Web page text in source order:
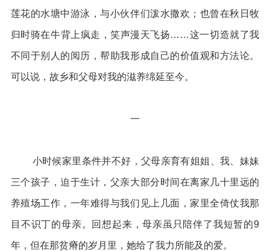
莲花的水塘中游泳，与小伙伴们泼水撒欢；也曾在秋日牧
归时骑在牛背上疯走，笑声漫天飞扬……这一切造就了我
不同于别人的阅历，帮助我形成自己的价值观和方法论。
可以说，故乡和父母对我的滋养绵延至今。
一
小时候家里条件并不好，父母亲育有姐姐、我、妹妹
三个孩子，迫于生计，父亲大部分时间在离家几十里远的
养殖场工作，一年难得与我们见上几面，家里全倚仗我那
目不识丁的母亲。回想起来，母亲虽只陪伴了我短暂的9
年，但在那贫瘠的岁月里，她给了我力所能及的爱。